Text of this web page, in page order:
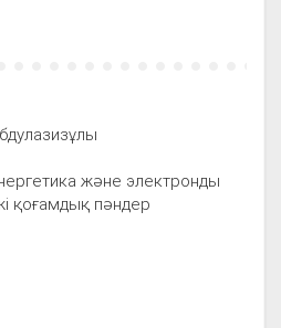
және электронды
қоғамдық пәндер